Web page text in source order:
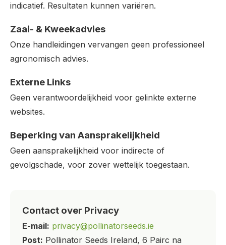
indicatief. Resultaten kunnen variëren.
Zaai- & Kweekadvies
Onze handleidingen vervangen geen professioneel
agronomisch advies.
Externe Links
Geen verantwoordelijkheid voor gelinkte externe
websites.
Beperking van Aansprakelijkheid
Geen aansprakelijkheid voor indirecte of
gevolgschade, voor zover wettelijk toegestaan.
Contact over Privacy
E-mail: privacy@pollinatorseeds.ie
Post: Pollinator Seeds Ireland, 6 Pairc na